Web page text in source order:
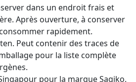
dans un endroit frais et
Après ouverture, à conserver
rapidement.
Peut contenir des traces de
pour la liste complète
pour la marque Sagiko.